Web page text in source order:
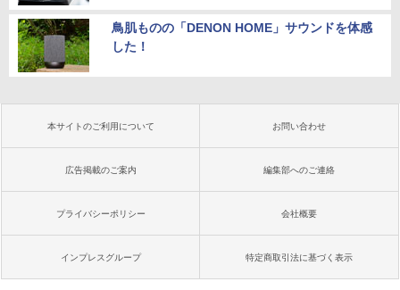
鳥肌ものの「DENON HOME」サウンドを体感
した！
本サイトのご利用について お問い合わせ
広告掲載のご案内 編集部へのご連絡
プライバシーポリシー 会社概要
インプレスグループ 特定商取引法に基づく表示